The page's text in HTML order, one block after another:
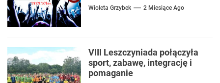
Wioleta Grzybek 2 Miesiące Ago
VIII Leszczyniada połączyła
sport, zabawę, integrację i
pomaganie